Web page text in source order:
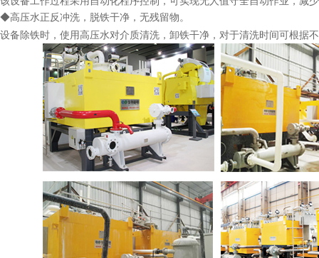
◆高压水正反冲洗，脱铁干净，无残留物。
设备除铁时，使用高压水对介质清洗，卸铁干净，对于清洗时间可根据